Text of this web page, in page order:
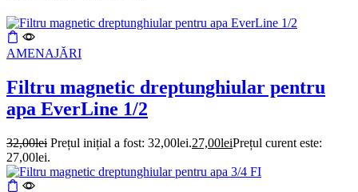
AMENAJĂRI
Filtru magnetic dreptunghiular pentru
apa EverLine 1/2
32,00lei Prețul inițial a fost: 32,00lei.27,00leiPrețul curent este:
27,00lei.